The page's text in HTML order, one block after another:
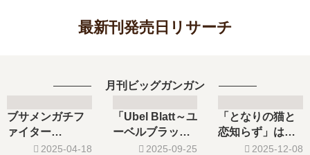
最新刊発売日リサーチ
月刊ビッグガンガン
ブサメンガチフ
ァイター
SSS【最新刊】1
2025-04-18
「Ubel Blatt～ユ
ーベルブラット
～Ⅱ 死せる王
2025-09-25
「となりの猫と
恋知らず」は完
結した？最新刊6
2025-12-08